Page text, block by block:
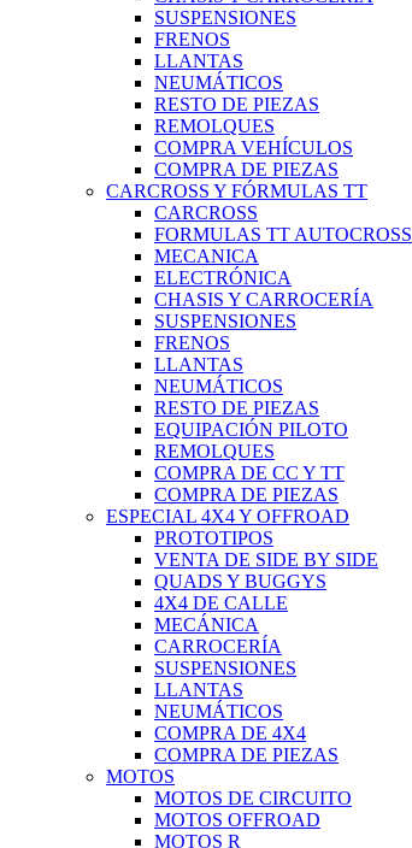
SUSPENSIONES
FRENOS
LLANTAS
NEUMÁTICOS
RESTO DE PIEZAS
REMOLQUES
COMPRA VEHÍCULOS
COMPRA DE PIEZAS
CARCROSS Y FÓRMULAS TT
CARCROSS
FORMULAS TT AUTOCROSS
MECANICA
ELECTRÓNICA
CHASIS Y CARROCERÍA
SUSPENSIONES
FRENOS
LLANTAS
NEUMÁTICOS
RESTO DE PIEZAS
EQUIPACIÓN PILOTO
REMOLQUES
COMPRA DE CC Y TT
COMPRA DE PIEZAS
ESPECIAL 4X4 Y OFFROAD
PROTOTIPOS
VENTA DE SIDE BY SIDE
QUADS Y BUGGYS
4X4 DE CALLE
MECÁNICA
CARROCERÍA
SUSPENSIONES
LLANTAS
NEUMÁTICOS
COMPRA DE 4X4
COMPRA DE PIEZAS
MOTOS
MOTOS DE CIRCUITO
MOTOS OFFROAD
MOTOS R